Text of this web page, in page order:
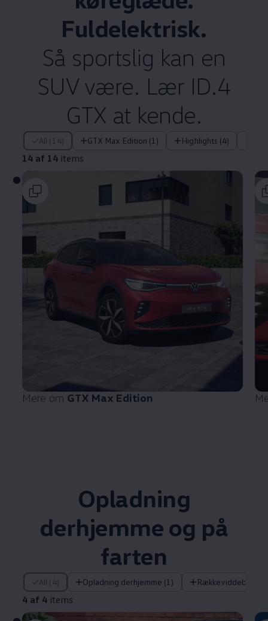
Fuldelektrisk.
Så sportslig kan en
SUV være. Lær ID.4
GTX at kende.
All (14) GTX Max Edition (1) Highlights (4)
14 af 14 items
14 af 14 items
Mere om GTX Max Edition
Opladning
derhjemme og på
farten
All (4) Opladning derhjemme (1)
4 af 4 items
4 af 4 items